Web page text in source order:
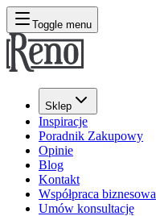
Toggle menu
Sklep
Inspiracje
Poradnik Zakupowy
Opinie
Blog
Kontakt
Współpraca biznesowa
Umów konsultację